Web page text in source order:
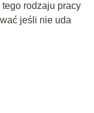
rodzaju pracy
jeśli nie uda